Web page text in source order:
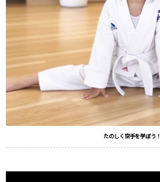
たのしく空手を学ぼう！